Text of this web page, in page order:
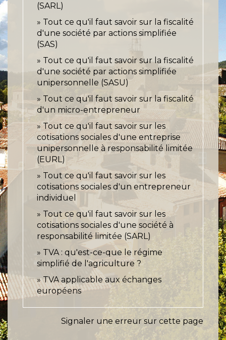
(SARL)
Tout ce qu'il faut savoir sur la fiscalité
d'une société par actions simplifiée
(SAS)
Tout ce qu'il faut savoir sur la fiscalité
d'une société par actions simplifiée
unipersonnelle (SASU)
Tout ce qu'il faut savoir sur la fiscalité
d'un micro-entrepreneur
Tout ce qu'il faut savoir sur les
cotisations sociales d'une entreprise
unipersonnelle à responsabilité limitée
(EURL)
Tout ce qu'il faut savoir sur les
cotisations sociales d'un entrepreneur
individuel
Tout ce qu'il faut savoir sur les
cotisations sociales d'une société à
responsabilité limitée (SARL)
TVA : qu'est-ce-que le régime
simplifié de l'agriculture ?
TVA applicable aux échanges
européens
Signaler une erreur sur cette page